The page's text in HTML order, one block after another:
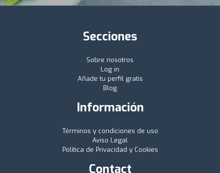
Secciones
Sobre nosotros
Log in
Añade tu perfil gratis
Blog
Información
Términos y condiciones de uso
Aviso Legal
Política de Privacidad y Cookies
Contact